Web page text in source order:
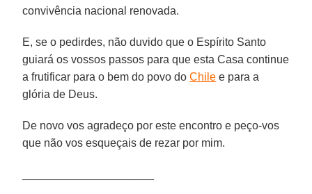
convivência nacional renovada.
E, se o pedirdes, não duvido que o Espírito Santo
guiará os vossos passos para que esta Casa continue
a frutificar para o bem do povo doChile e para a
glória de Deus.
De novo vos agradeço por este encontro e peço-vos
que não vos esqueçais de rezar por mim.